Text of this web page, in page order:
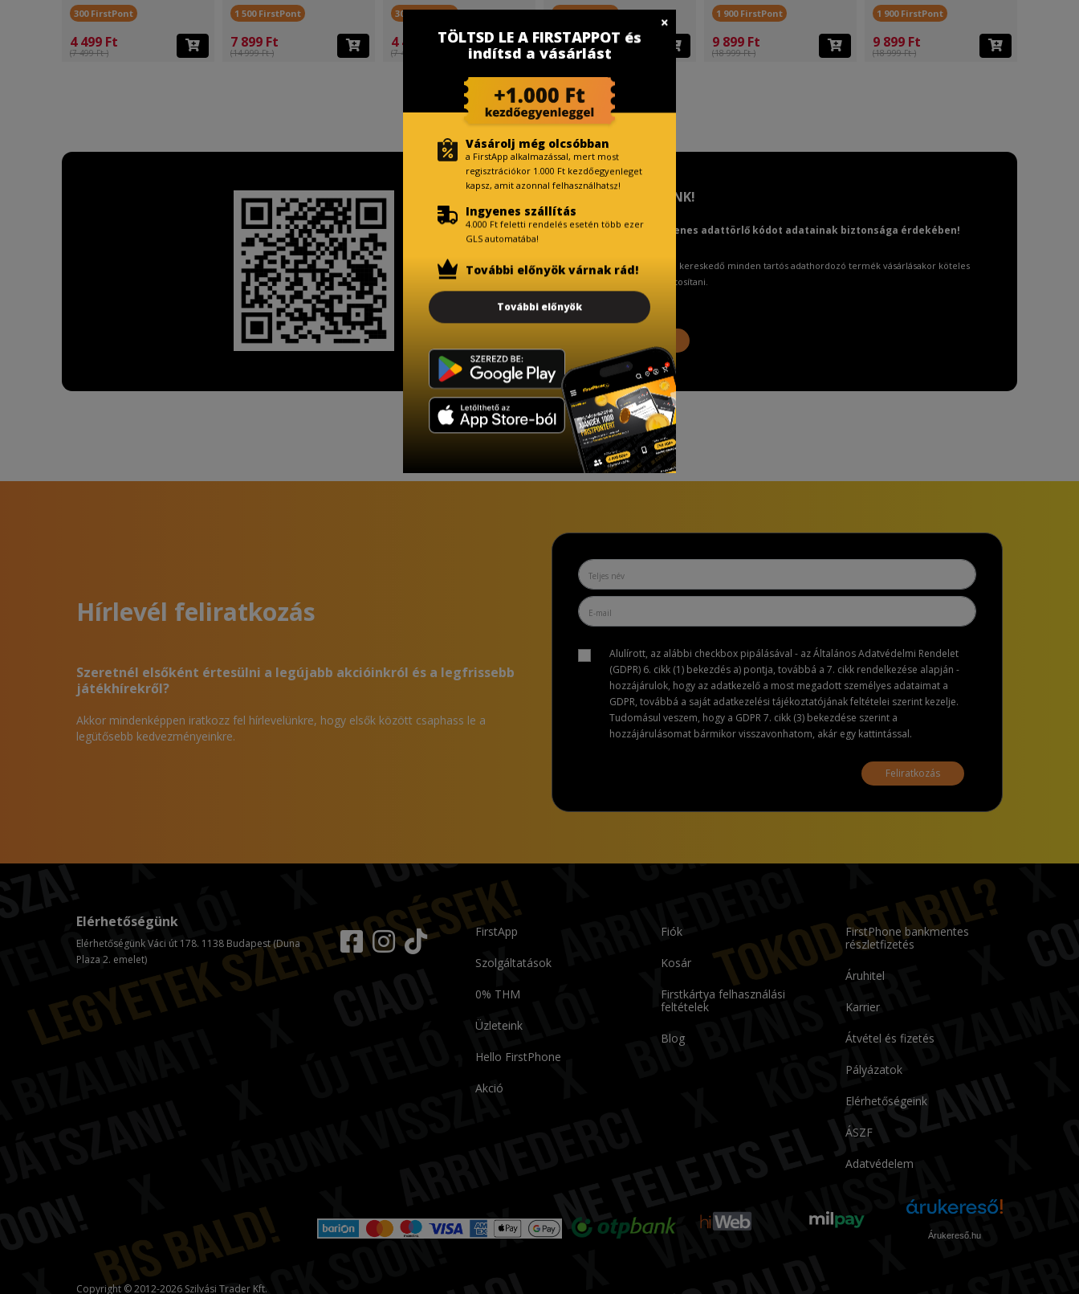
300 FirstPont
4 499 Ft
(7 499 Ft )
1 500 FirstPont
7 899 Ft
(14 999 Ft )
300 FirstPont
4 499 Ft
(7 499 Ft )
200 FirstPont
3 499 Ft
(5 499 Ft )
1 900 FirstPont
9 899 Ft
(18 999 Ft )
1 900 FirstPont
9 899 Ft
(18 999 Ft )
TISZTELT VÁSÁRLÓNK!
Fizetésnél kérje az ingyenes adattörlő kódot adatainak biztonsága érdekében!
A Kormány döntése alapján a kereskedő minden tartós adathordozó termék vásárlásakor köteles
ingyenes adattörlő kódot biztosítani.
Hírlevél feliratkozás
Szeretnél elsőként értesülni a legújabb akcióinkról és a legfrissebb
játékhírekről?
Akkor mindenképpen iratkozz fel hírlevelünkre, hogy elsők között csaphass le a
legütősebb kedvezményeinkre.
Alulírott, az alábbi checkbox pipálásával - az Általános Adatvédelmi Rendelet
(GDPR) 6. cikk (1) bekezdés a) pontja, továbbá a 7. cikk rendelkezése alapján -
hozzájárulok, hogy az adatkezelő a most megadott személyes adataimat a
GDPR, továbbá a saját adatkezelési tájékoztatójának feltételei szerint kezelje.
Tudomásul veszem, hogy a GDPR 7. cikk (3) bekezdése szerint a
hozzájárulásomat bármikor visszavonhatom, akár egy kattintással.
Feliratkozás
FirstApp
Szolgáltatások
0% THM
Üzleteink
Hello FirstPhone
Akció
Fiók
Kosár
Firstkártya felhasználási
feltételek
Blog
FirstPhone bankmentes
részletfizetés
Áruhitel
Karrier
Átvétel és fizetés
Pályázatok
Elérhetőségeink
ÁSZF
Adatvédelem
Elérhetőségünk
Elérhetőségünk Váci út 178. 1138 Budapest (Duna
Plaza 2. emelet)
Árukereső.hu
Copyright © 2012-2026 Szilvási Trader Kft.
TÖLTSD LE A FIRSTAPPOT és
indítsd a vásárlást
Vásárolj még olcsóbban
a FirstApp alkalmazással, mert most
regisztrációkor 1.000 Ft kezdőegyenleget
kapsz, amit azonnal felhasználhatsz!
Ingyenes szállítás
4.000 Ft feletti rendelés esetén több ezer
GLS automatába!
További előnyök várnak rád!
További előnyök